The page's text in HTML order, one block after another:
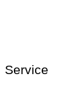
Service